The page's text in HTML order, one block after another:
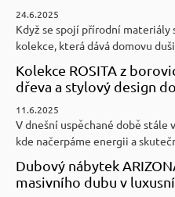
24.6.2025
Když se spojí přírodní materiály
kolekce, která dává domovu
Kolekce ROSITA z
dřeva a stylový design
11.6.2025
V dnešní uspěchané době
kde načerpáme energii a
Dubový nábytek
masivního dubu v